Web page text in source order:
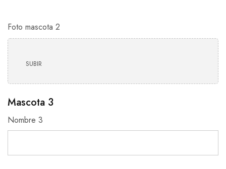
Foto mascota 2
SUBIR
Mascota 3
Nombre 3